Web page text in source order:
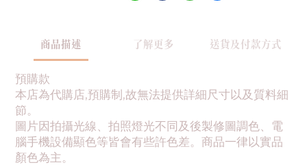
商品描述 了解更多 送貨及付款方式
預購款
本店為代購店,預購制,故無法提供詳細尺寸以及質料細
節。
圖片因拍攝光線、拍照燈光不同及後製修圖調色、電
腦手機設備顯色等皆會有些許色差。商品一律以實品
顏色為主。